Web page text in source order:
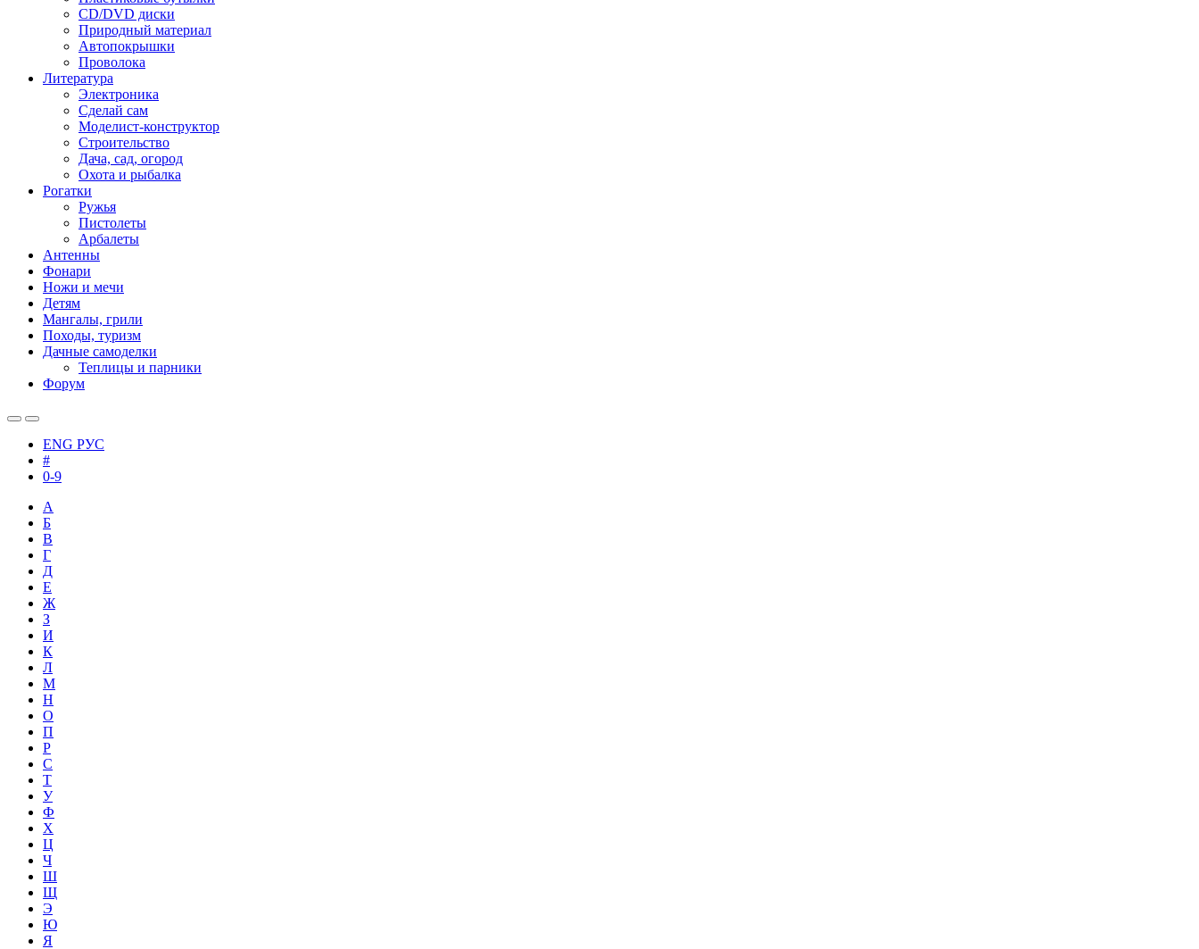
CD/DVD диски
Природный материал
Автопокрышки
Проволока
Литература
Электроника
Сделай сам
Моделист-конструктор
Строительство
Дача, сад, огород
Охота и рыбалка
Рогатки
Ружья
Пистолеты
Арбалеты
Антенны
Фонари
Ножи и мечи
Детям
Мангалы, грили
Походы, туризм
Дачные самоделки
Теплицы и парники
Форум
ENG РУС
#
0-9
А
Б
В
Г
Д
Е
Ж
З
И
К
Л
М
Н
О
П
Р
С
Т
У
Ф
Х
Ц
Ч
Ш
Щ
Э
Ю
Я